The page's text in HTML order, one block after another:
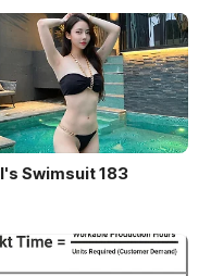
Swimsuit 183